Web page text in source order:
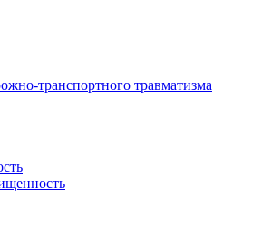
транспортного травматизма